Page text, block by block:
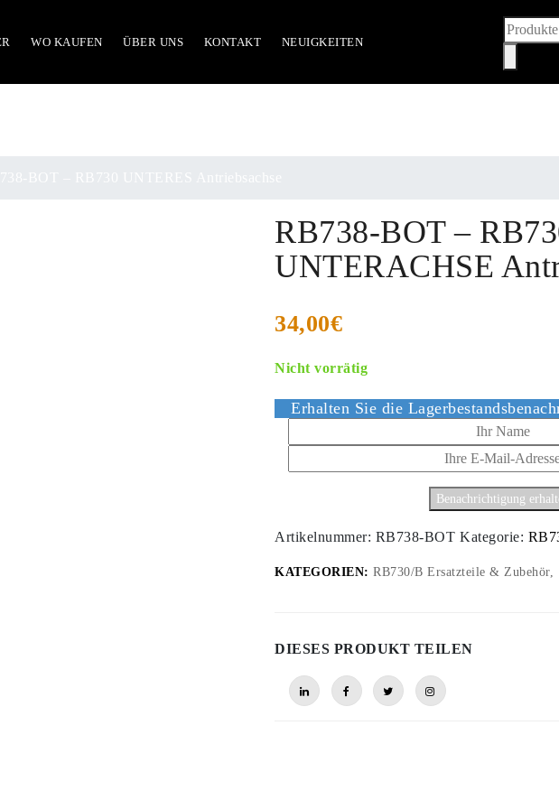
WO KAUFEN ÜBER UNS KONTAKT NEUIGKEITEN
RB738-BOT –
UNTERACHSE
34,00€
Nicht vorrätig
Erhalten Sie die
Artikelnummer: RB738-BOT Kategorie:
KATEGORIEN: RB730/B Ersatzteile & Zubehör,
DIESES PRODUKT TEILEN